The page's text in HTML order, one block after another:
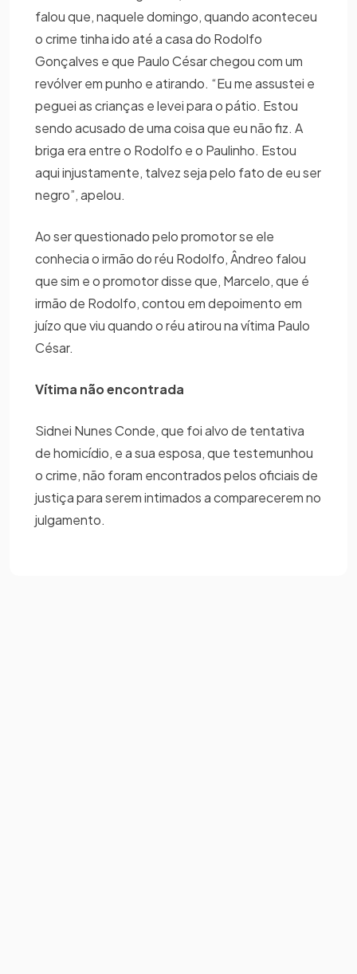
falou que, naquele domingo, quando aconteceu
o crime tinha ido até a casa do Rodolfo
Gonçalves e que Paulo César chegou com um
revólver em punho e atirando. “Eu me assustei e
peguei as crianças e levei para o pátio. Estou
sendo acusado de uma coisa que eu não fiz. A
briga era entre o Rodolfo e o Paulinho. Estou
aqui injustamente, talvez seja pelo fato de eu ser
negro”, apelou.
Ao ser questionado pelo promotor se ele
conhecia o irmão do réu Rodolfo, Ândreo falou
que sim e o promotor disse que, Marcelo, que é
irmão de Rodolfo, contou em depoimento em
juízo que viu quando o réu atirou na vítima Paulo
César.
Vítima não encontrada
Sidnei Nunes Conde, que foi alvo de tentativa
de homicídio, e a sua esposa, que testemunhou
o crime, não foram encontrados pelos oficiais de
justiça para serem intimados a comparecerem no
julgamento.